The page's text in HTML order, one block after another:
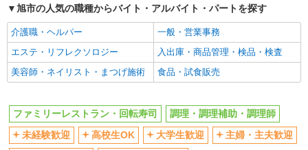
年以上（副責任者経験等） …月給26万円以上 3.集
月給22万円以上 4.大量調理未経験・有資格者 …月
給21.2万円 試用期間：3か月※給与変動なし
旭市第二学校給食センター （千葉県旭市高生
96）
キープ 詳細を見る
アルバイト パート
学校給食の調理補助・洗浄
時給1,140円〜 試用期間：3か月※給与変動な
し
社員登用あり
同じ職種から求人を探す
飲食・フード
調理・調理補助・調理師
未経験歓迎
高校生OK
大学生歓迎
週2～3日勤務OK
旭市の人気の職種からバイト・アルバイト・パートを探す
介護職・ヘルパー
一般・営業事務
エステ・リフレクソロジー
入出庫・商品管理・検品・検査
美容師・ネイリスト・まつげ施術
食品・試食販売
ファミリーレストラン・回転寿司
調理・調理補助・調理師
未経験歓迎
高校生OK 大学生歓迎
主婦・主夫歓迎